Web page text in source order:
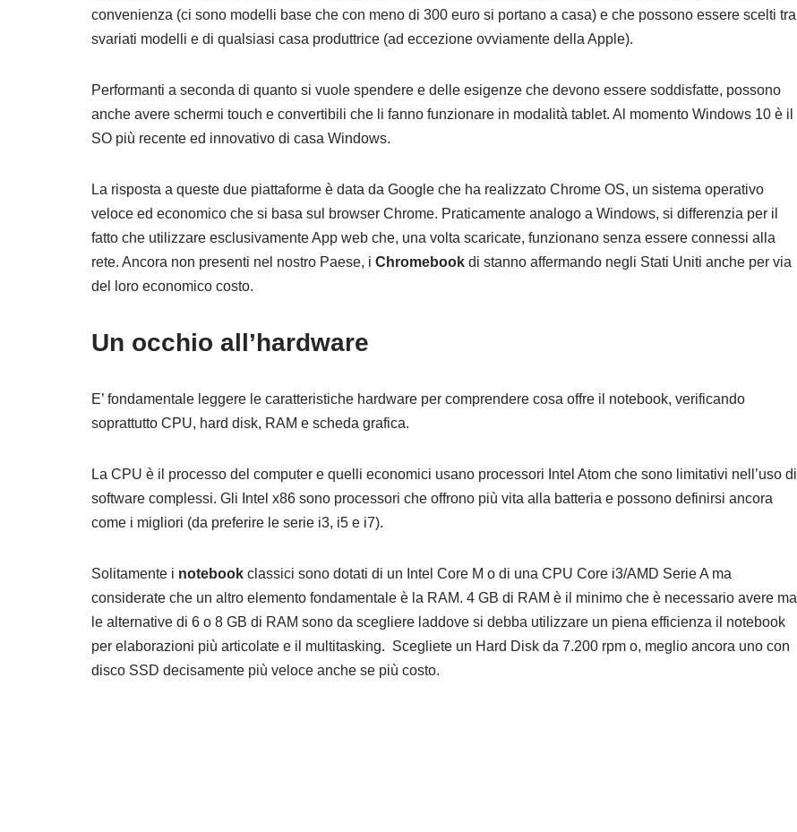
convenienza (ci sono modelli base che con meno di 300 euro si portano a casa) e che possono essere scelti tra
svariati modelli e di qualsiasi casa produttrice (ad eccezione ovviamente della Apple).
Performanti a seconda di quanto si vuole spendere e delle esigenze che devono essere soddisfatte, possono
anche avere schermi touch e convertibili che li fanno funzionare in modalità tablet. Al momento Windows 10 è il
SO più recente ed innovativo di casa Windows.
La risposta a queste due piattaforme è data da Google che ha realizzato Chrome OS, un sistema operativo
veloce ed economico che si basa sul browser Chrome. Praticamente analogo a Windows, si differenzia per il
fatto che utilizzare esclusivamente App web che, una volta scaricate, funzionano senza essere connessi alla
rete. Ancora non presenti nel nostro Paese, i Chromebook di stanno affermando negli Stati Uniti anche per via
del loro economico costo.
Un occhio all’hardware
E’ fondamentale leggere le caratteristiche hardware per comprendere cosa offre il notebook, verificando
soprattutto CPU, hard disk, RAM e scheda grafica.
La CPU è il processo del computer e quelli economici usano processori Intel Atom che sono limitativi nell’uso di
software complessi. Gli Intel x86 sono processori che offrono più vita alla batteria e possono definirsi ancora
come i migliori (da preferire le serie i3, i5 e i7).
Solitamente i notebook classici sono dotati di un Intel Core M o di una CPU Core i3/AMD Serie A ma
considerate che un altro elemento fondamentale è la RAM. 4 GB di RAM è il minimo che è necessario avere ma
le alternative di 6 o 8 GB di RAM sono da scegliere laddove si debba utilizzare un piena efficienza il notebook
per elaborazioni più articolate e il multitasking. Scegliete un Hard Disk da 7.200 rpm o, meglio ancora uno con
disco SSD decisamente più veloce anche se più costo.